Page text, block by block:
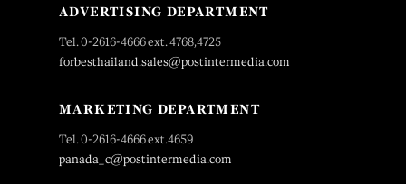
ADVERTISING DEPARTMENT
Tel. 0-2616-4666 ext. 4768,4725
forbesthailand.sales@postintermedia.com
MARKETING DEPARTMENT
Tel. 0-2616-4666 ext.4659
panada_c@postintermedia.com